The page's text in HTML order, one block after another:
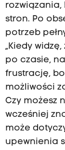
stron. Po
potrzeb
„Kiedy
po czasie,
frustrację,
możliwości
Czy możesz
wcześniej
może
upewnienia